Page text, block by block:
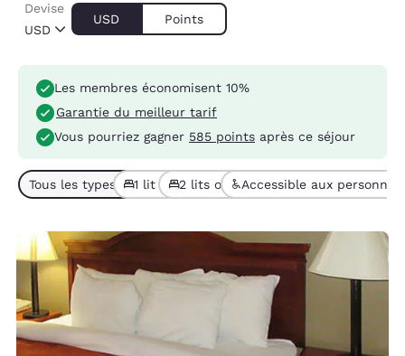
USD
Devise
USD Points
Les membres économisent 10%
Garantie du meilleur tarif
Vous pourriez gagner 585 points après ce séjour
Tous les types de chambres (4)
1 lit (1) 2 lits ou + (3)Accessible aux